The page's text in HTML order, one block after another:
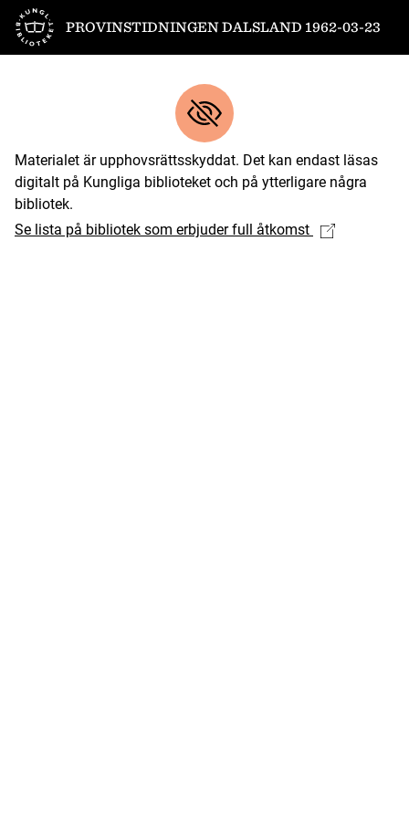
Till startsidan
PROVINSTIDNINGEN DALSLAND 1962-03-23
Materialet är upphovsrättsskyddat. Det kan endast läsas
digitalt på Kungliga biblioteket och på ytterligare några
bibliotek.
Se lista på bibliotek som erbjuder full åtkomst